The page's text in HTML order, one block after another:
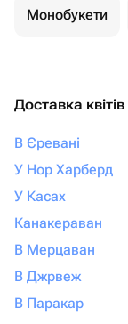
Монобукети
Доставка
В Єревані
У Нор Харберд
У Касах
Канакераван
В Мерцаван
В Джрвеж
В Паракар